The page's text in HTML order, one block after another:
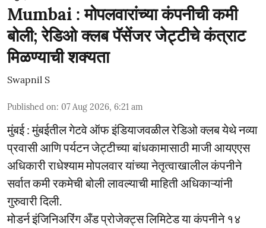
Mumbai : मोपलवारांच्या कंपनीची कमी
बोली; रेडिओ क्लब पॅसेंजर जेट्टीचे कंत्राट
मिळण्याची शक्यता
Swapnil S
Published on: 07 Aug 2026, 6:21 am
मुंबई : मुंबईतील गेटवे ऑफ इंडियाजवळील रेडिओ क्लब येथे नव्या
प्रवासी आणि पर्यटन जेट्टीच्या बांधकामासाठी माजी आयएएस
अधिकारी राधेश्याम मोपलवार यांच्या नेतृत्वाखालील कंपनीने
सर्वात कमी रकमेची बोली लावल्याची माहिती अधिकाऱ्यांनी
गुरुवारी दिली.
मोडर्न इंजिनिअरिंग अँड प्रोजेक्ट्स लिमिटेड या कंपनीने १४